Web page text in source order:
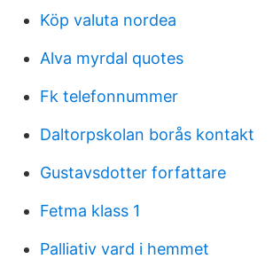
Köp valuta nordea
Alva myrdal quotes
Fk telefonnummer
Daltorpskolan borås kontakt
Gustavsdotter forfattare
Fetma klass 1
Palliativ vard i hemmet